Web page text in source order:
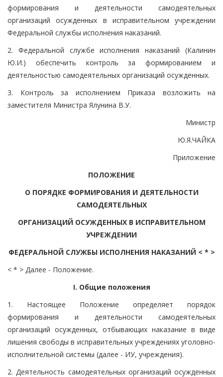
формирования и деятельности самодеятельных
организаций осужденных в исправительном учреждении
Федеральной службы исполнения наказаний.
2. Федеральной службе исполнения наказаний (Калинин
Ю.И.) обеспечить контроль за формированием и
деятельностью самодеятельных организаций осужденных.
3. Контроль за исполнением Приказа возложить на
заместителя Министра Ялунина В.У.
Министр
Ю.Я.ЧАЙКА
Приложение
ПОЛОЖЕНИЕ
О ПОРЯДКЕ ФОРМИРОВАНИЯ И ДЕЯТЕЛЬНОСТИ
САМОДЕЯТЕЛЬНЫХ
ОРГАНИЗАЦИЙ ОСУЖДЕННЫХ В ИСПРАВИТЕЛЬНОМ
УЧРЕЖДЕНИИ
ФЕДЕРАЛЬНОЙ СЛУЖБЫ ИСПОЛНЕНИЯ НАКАЗАНИЙ < * >
< * > Далее - Положение.
I. Общие положения
1. Настоящее Положение определяет порядок
формирования и деятельности самодеятельных
организаций осужденных, отбывающих наказание в виде
лишения свободы в исправительных учреждениях уголовно-
исполнительной системы (далее - ИУ, учреждения).
2. Деятельность самодеятельных организаций осужденных